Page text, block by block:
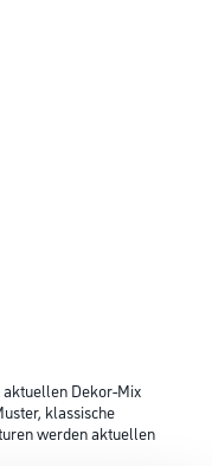
Dekor-Mix
klassische
werden aktuellen